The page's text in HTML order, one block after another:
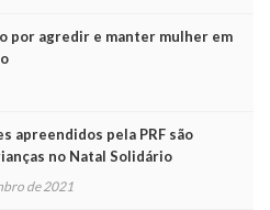
por agredir e manter mulher em
apreendidos pela PRF são
no Natal Solidário
de 2021